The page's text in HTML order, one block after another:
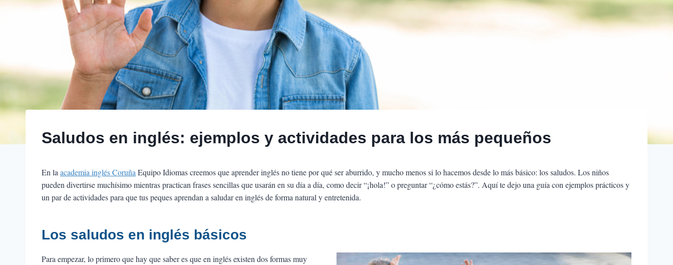
Saludos en inglés: ejemplos y actividades para los más pequeños
En laacademia inglés CoruñaEquipo Idiomas creemos que aprender inglés no tiene por qué ser aburrido, y mucho menos si lo hacemos desde lo más básico: los saludos. Los niños
pueden divertirse muchísimo mientras practican frases sencillas que usarán en su día a día, como decir “¡hola!” o preguntar “¿cómo estás?”. Aquí te dejo una guía con ejemplos prácticos y
un par de actividades para que tus peques aprendan a saludar en inglés de forma natural y entretenida.
Los saludos en inglés básicos
Para empezar, lo primero que hay que saber es que en inglés existen dos formas muy